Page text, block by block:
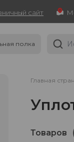
сайт
полка
Главная
Товаров